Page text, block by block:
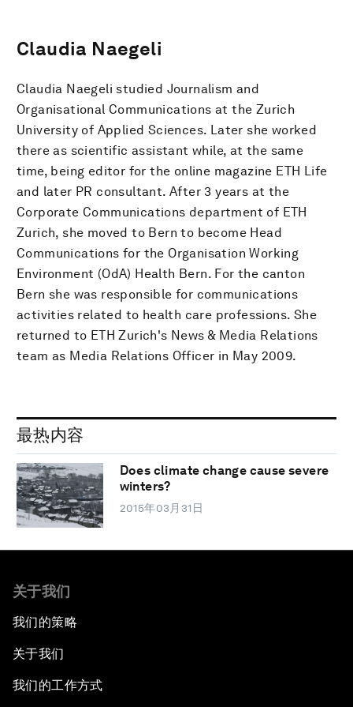
Claudia Naegeli
Claudia Naegeli studied Journalism and
Organisational Communications at the Zurich
University of Applied Sciences. Later she worked
there as scientific assistant while, at the same
time, being editor for the online magazine ETH Life
and later PR consultant. After 3 years at the
Corporate Communications department of ETH
Zurich, she moved to Bern to become Head
Communications for the Organisation Working
Environment (OdA) Health Bern. For the canton
Bern she was responsible for communications
activities related to health care professions. She
returned to ETH Zurich's News & Media Relations
team as Media Relations Officer in May 2009.
最热内容
Does climate change cause severe
winters?
2015年03月31日
关于我们
我们的策略
关于我们
我们的工作方式